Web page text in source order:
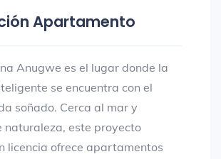
Apartamento
Anugwe es el lugar donde la
se encuentra con el
soñado. Cerca al mar y
naturaleza, este proyecto
licencia ofrece apartamentos